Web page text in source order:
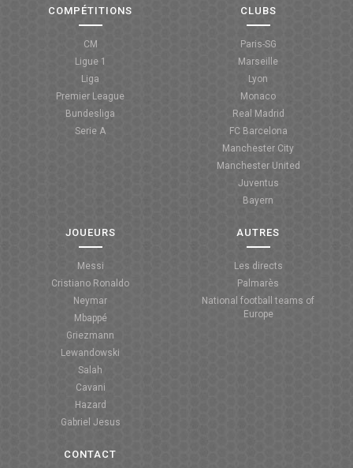
COMPÉTITIONS
CM
Ligue 1
Liga
Premier League
Bundesliga
Serie A
CLUBS
Paris-SG
Marseille
Lyon
Monaco
Real Madrid
FC Barcelona
Manchester City
Manchester United
Juventus
Bayern
JOUEURS
Messi
Cristiano Ronaldo
Neymar
Mbappé
Griezmann
Lewandowski
Salah
Cavani
Hazard
Gabriel Jesus
AUTRES
Les directs
Palmarès
National football teams of
Europe
CONTACT